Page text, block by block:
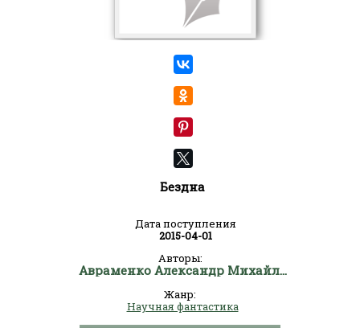
Бездна
Дата поступления
2015-04-01
Авторы:
Авраменко Александр Михайлович
Жанр:
Научная фантастика